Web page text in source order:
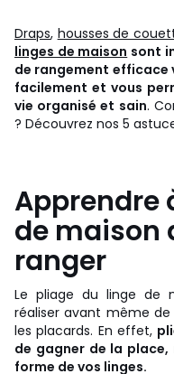
Draps, housses de
linges de maison sont
de rangement efficace
facilement et vous
vie organisé et sain.
? Découvrez nos 5
Apprendre
de maison
ranger
Le pliage du linge de
réaliser avant même
les placards. En effet,
de gagner de la
forme de vos linges.